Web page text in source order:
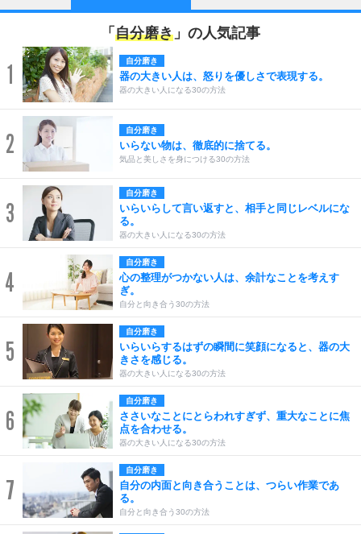
「 自分磨き 」の人気記事
1 自分磨き
器の大きい人は、怒りを優しさで表現する。
器の大きい人になる30の方法
2 自分磨き
いらない物は、徹底的に捨てる。
気品と美しさを身につける30の方法
3
自分磨き
いらいらして言い返すと、相手と同じレベルにな
る。
器の大きい人になる30の方法
4
自分磨き
心の整理がつかない人は、余計なことを考えす
ぎ。
自分と向き合う30の方法
5
自分磨き
いらいらするはずの瞬間に笑顔になると、器の大
きさを感じる。
器の大きい人になる30の方法
6
自分磨き
ささいなことにとらわれすぎず、重大なことに焦
点を合わせる。
器の大きい人になる30の方法
7
自分磨き
自分の内面と向き合うことは、つらい作業であ
る。
自分と向き合う30の方法